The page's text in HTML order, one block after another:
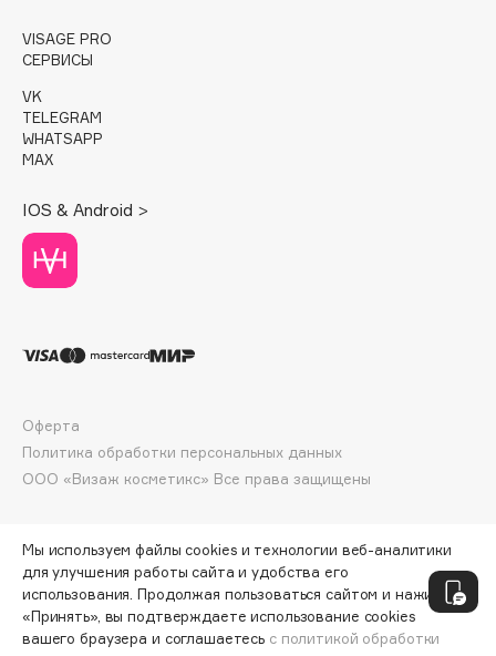
DABO
Darphin
Davines
Dessange
Dior
Divage
Dorco
Dr. Vranjes Firenze
Dr.Althea
Dr.Ceuracle
DSD de Luxe
Dyson
VISAGE PRO
СЕРВИСЫ
VK
TELEGRAM
WHATSAPP
MAX
IOS & Android >
ООО «Визаж косметикс» Все права защищены
Оферта
Политика обработки персональных данных
Мы используем файлы cookies и технологии веб-аналитики
для улучшения работы сайта и удобства его
использования. Продолжая пользоваться сайтом и нажимая
«Принять», вы подтверждаете использование cookies
вашего браузера и соглашаетесь с политикой обработки